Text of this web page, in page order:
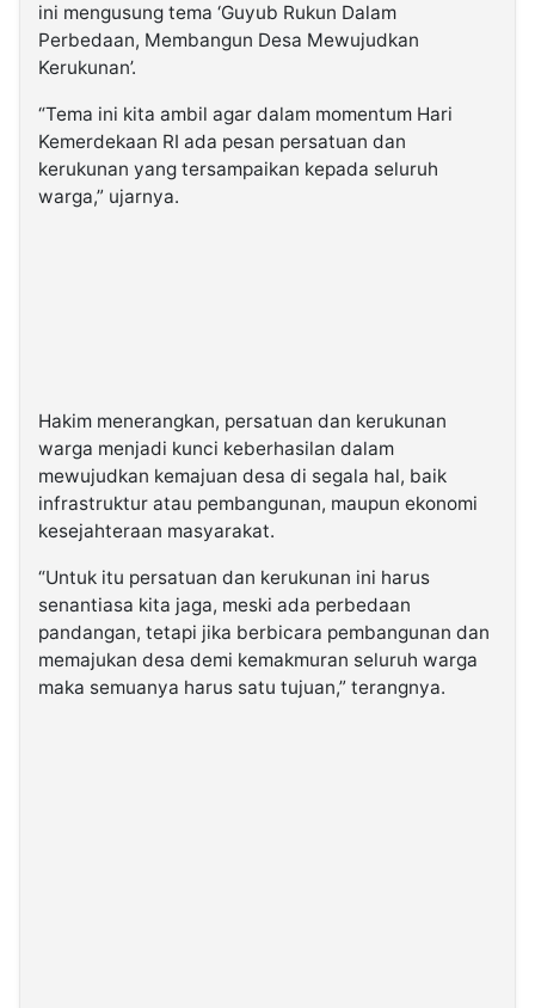
ini mengusung tema ‘Guyub Rukun Dalam
Perbedaan, Membangun Desa Mewujudkan
Kerukunan’.
“Tema ini kita ambil agar dalam momentum Hari
Kemerdekaan RI ada pesan persatuan dan
kerukunan yang tersampaikan kepada seluruh
warga,” ujarnya.
Hakim menerangkan, persatuan dan kerukunan
warga menjadi kunci keberhasilan dalam
mewujudkan kemajuan desa di segala hal, baik
infrastruktur atau pembangunan, maupun ekonomi
kesejahteraan masyarakat.
“Untuk itu persatuan dan kerukunan ini harus
senantiasa kita jaga, meski ada perbedaan
pandangan, tetapi jika berbicara pembangunan dan
memajukan desa demi kemakmuran seluruh warga
maka semuanya harus satu tujuan,” terangnya.